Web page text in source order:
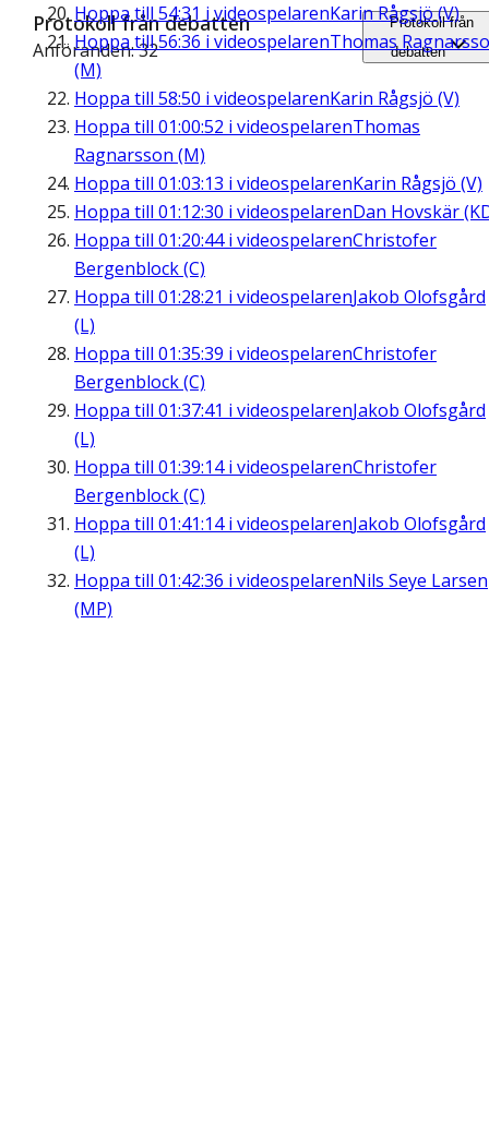
Hoppa till 54:31 i videospelarenKarin Rågsjö (V)
Hoppa till56:36 i videospelarenThomas
(M)
Hoppa till 58:50 i videospelarenKarin Rågsjö (V)
Hoppa till 01:00:52 i videospelarenThomas
Ragnarsson (M)
Hoppa till 01:03:13 i videospelarenKarin Rågsjö (V)
Hoppa till 01:12:30 i videospelarenDan Hovskär
Hoppa till 01:20:44i videospelarenChristofer
Bergenblock (C)
Hoppa till 01:28:21 i videospelarenJakob Olofsgård
(L)
Hoppa till 01:35:39 i videospelarenChristofer
Bergenblock (C)
Hoppa till 01:37:41 i videospelarenJakob Olofsgård
(L)
Hoppa till 01:39:14i videospelarenChristofer
Bergenblock (C)
Hoppa till 01:41:14i videospelarenJakob Olofsgård
(L)
Hoppa till 01:42:36 i videospelarenNils Seye Larsen
(MP)
Protokoll från debatten
Anföranden: 32
Protokoll från
debatten